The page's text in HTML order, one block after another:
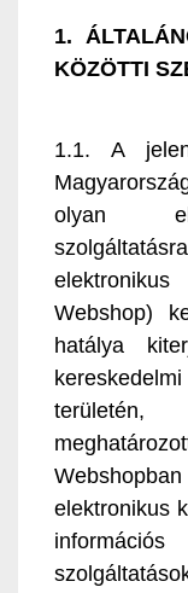
1.
KÖZÖTTI
1.1. A
olyan
Webshop)
hatálya
területén,
elektronikus